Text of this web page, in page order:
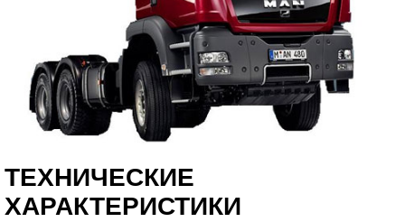
ТЕХНИЧЕСКИЕ
ХАРАКТЕРИСТИКИ